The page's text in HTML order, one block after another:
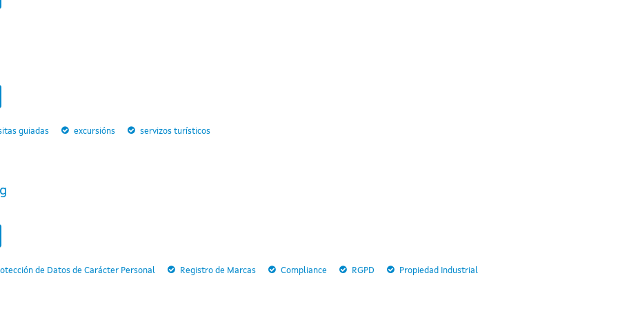
guiadas excursións servizos turísticos
de Datos de Carácter Personal Registro de Marcas Compliance RGPD Propiedad Industrial